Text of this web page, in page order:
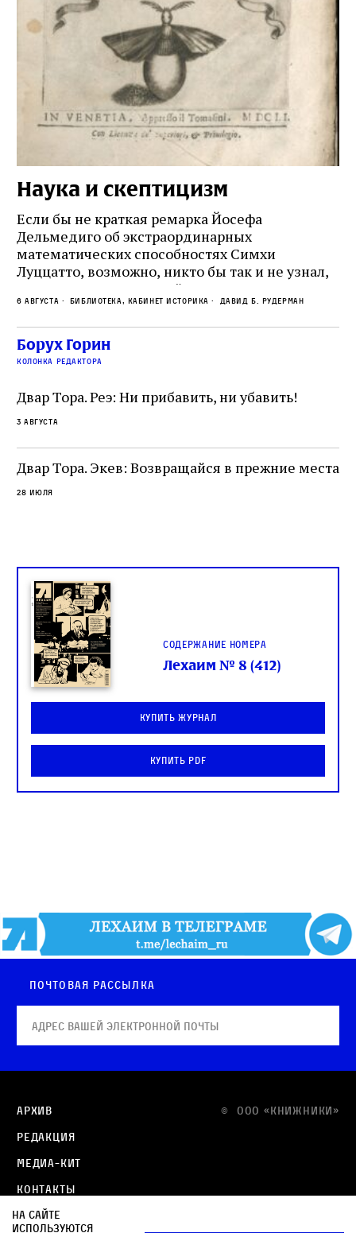
Наука и скептицизм
Если бы не краткая ремарка Йосефа
Дельмедиго об экстраординарных
математических способностях Симхи
Луццатто, возможно, никто бы так и не узнал,
что этот эрудированный и несколько
сварливый венецианский талмудист имел
какое‑то отношение к научной деятельности.
На протяжении почти шестидесяти лет,
вплоть до своей кончины, Луццатто был
6 августа Библиотека, кабинет историка Давид Б. Рудерман
Борух Горин
колонка редактора
Двар Тора. Реэ: Ни прибавить, ни убавить!
3 августа
Двар Тора. Экев: Возвращайся в прежние места
28 июля
Содержание номера
Лехаим № 8 (412)
Купить журнал
Купить PDF
Почтовая рассылка
© OOO «КНИЖНИКИ»
Архив
Редакция
Медиа-кит
Контакты
Политика в отношении обработки персональных
данных
На сайте
используются